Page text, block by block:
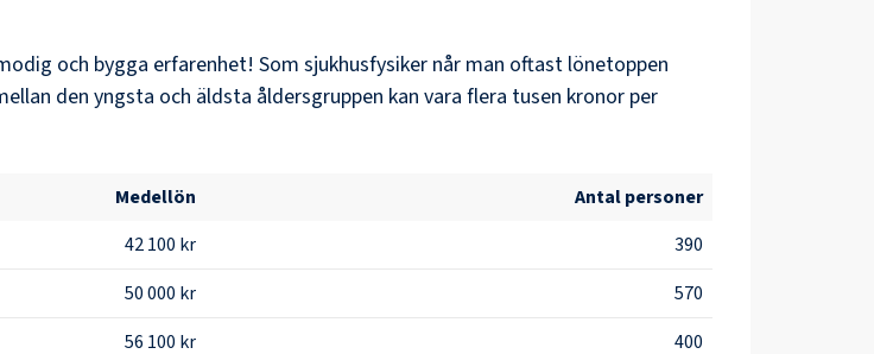
och bygga erfarenhet! Somsjukhusfysiker når man oftast lönetoppen
den yngsta och äldsta åldersgruppen kan vara flera tusen kronor per
Medellön
Antal personer
42 100 kr
390
50 000 kr
570
56 100 kr 400